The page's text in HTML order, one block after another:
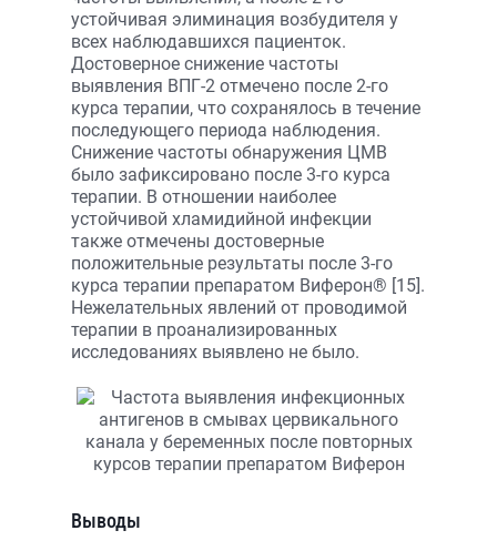
устойчивая элиминация возбудителя у
всех наблюдавшихся пациенток.
Достоверное снижение частоты
выявления ВПГ-2 отмечено после 2-го
курса терапии, что сохранялось в течение
последующего периода наблюдения.
Снижение частоты обнаружения ЦМВ
было зафиксировано после 3-го курса
терапии. В отношении наиболее
устойчивой хламидийной инфекции
также отмечены достоверные
положительные результаты после 3-го
курса терапии препаратом Виферон® [15].
Нежелательных явлений от проводимой
терапии в проанализированных
исследованиях выявлено не было.
Выводы